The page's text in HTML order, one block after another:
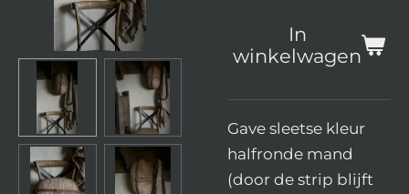
In
winkelwagen
Gave sleetse kleur
halfronde mand
(door de strip blijft